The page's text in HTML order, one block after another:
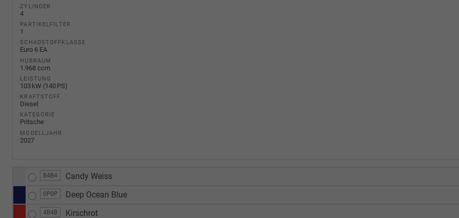
ZYLINDER
4
PARTIKELFILTER
1
SCHADSTOFFKLASSE
Euro 6 EA
HUBRAUM
1.968 ccm
LEISTUNG
103 kW (140 PS)
KRAFTSTOFF
Diesel
KATEGORIE
Pritsche
MODELLJAHR
2027
B4B4 Candy Weiss
0P0P Deep Ocean Blue
4B4B Kirschrot